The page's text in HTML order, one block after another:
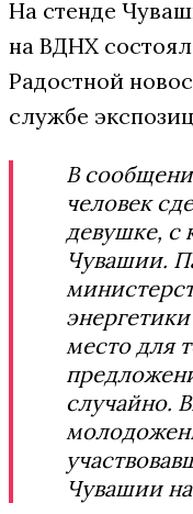
На стенде
на ВДНХ
Радостной
службе
В
человек
девушке, с
Чувашии.
место для
случайно.
Чувашии